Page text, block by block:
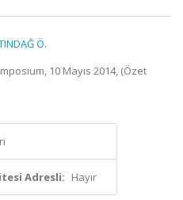
Ö.
10 Mayıs 2014, (Özet
Adresli: Hayır